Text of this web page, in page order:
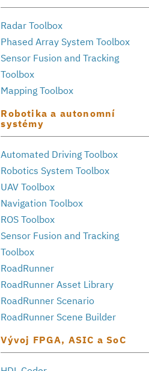
Radar Toolbox
Phased Array System Toolbox
Sensor Fusion and Tracking
Toolbox
Mapping Toolbox
Robotika a autonomní
systémy
Automated Driving Toolbox
Robotics System Toolbox
UAV Toolbox
Navigation Toolbox
ROS Toolbox
Sensor Fusion and Tracking
Toolbox
RoadRunner
RoadRunner Asset Library
RoadRunner Scenario
RoadRunner Scene Builder
Vývoj FPGA, ASIC a SoC